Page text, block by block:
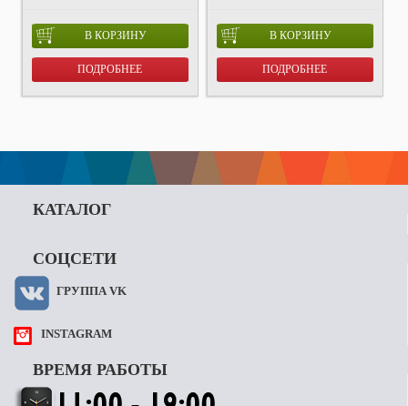
В КОРЗИНУ
ПОДРОБНЕЕ
В КОРЗИНУ
ПОДРОБНЕЕ
КАТАЛОГ
СОЦСЕТИ
ГРУППА VK
INSTAGRAM
ВРЕМЯ РАБОТЫ